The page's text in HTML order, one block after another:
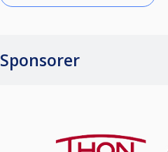
Sponsorer